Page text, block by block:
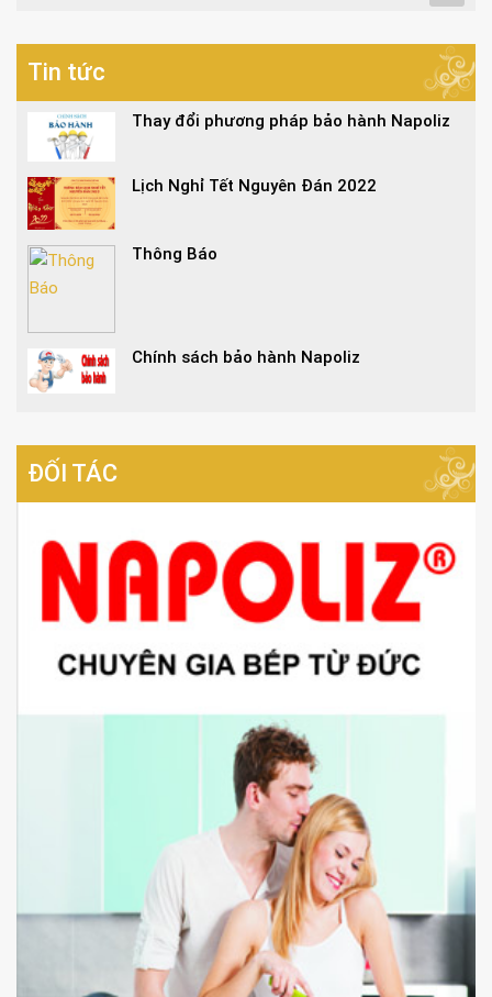
Tin tức
Thay đổi phương pháp bảo hành Napoliz
Lịch Nghỉ Tết Nguyên Đán 2022
Thông Báo
Chính sách bảo hành Napoliz
ĐỐI TÁC